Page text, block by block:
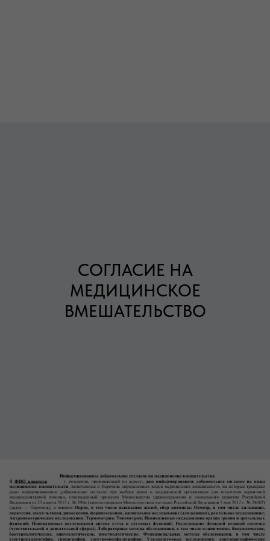
СОГЛАСИЕ НА
МЕДИЦИНСКОЕ
ВМЕШАТЕЛЬСТВО